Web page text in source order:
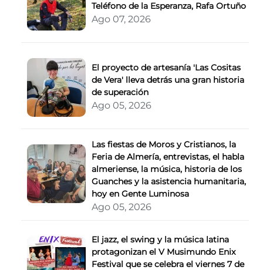
Teléfono de la Esperanza, Rafa Ortuño
Ago 07, 2026
El proyecto de artesanía 'Las Cositas
de Vera' lleva detrás una gran historia
de superación
Ago 05, 2026
Las fiestas de Moros y Cristianos, la
Feria de Almería, entrevistas, el habla
almeriense, la música, historia de los
Guanches y la asistencia humanitaria,
hoy en Gente Luminosa
Ago 05, 2026
El jazz, el swing y la música latina
protagonizan el V Musimundo Enix
Festival que se celebra el viernes 7 de